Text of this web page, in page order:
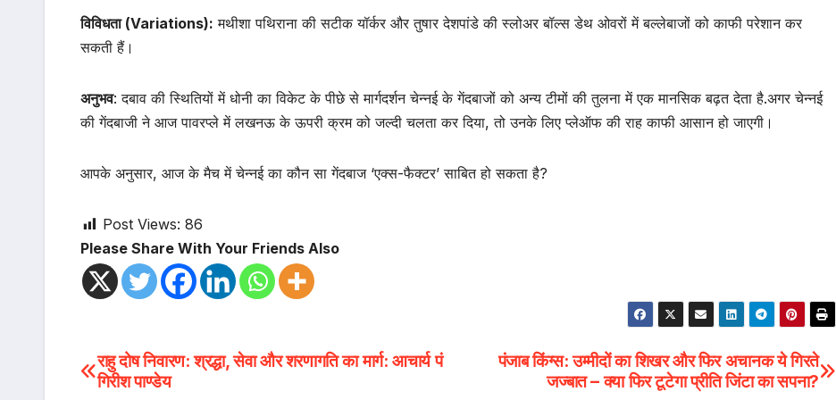
विविधता (Variations): मथीशा पथिराना की सटीक यॉर्कर और तुषार देशपांडे की स्लोअर बॉल्स डेथ ओवरों में बल्लेबाजों को काफी परेशान कर
सकती हैं।
अनुभव: दबाव की स्थितियों में धोनी का विकेट के पीछे से मार्गदर्शन चेन्नई के गेंदबाजों को अन्य टीमों की तुलना में एक मानसिक बढ़त देता है.अगर चेन्नई
की गेंदबाजी ने आज पावरप्ले में लखनऊ के ऊपरी क्रम को जल्दी चलता कर दिया, तो उनके लिए प्लेऑफ की राह काफी आसान हो जाएगी।
आपके अनुसार, आज के मैच में चेन्नई का कौन सा गेंदबाज ‘एक्स-फैक्टर’ साबित हो सकता है?
Post Views: 86
Please Share With Your Friends Also
Post
पंजाब किंग्स: उम्मीदों का शिखर और फिर अचानक ये गिरते
जज्बात – क्या फिर टूटेगा प्रीति जिंटा का सपना?
राहु दोष निवारण: श्रद्धा, सेवा और शरणागति का मार्ग: आचार्य पं
गिरीश पाण्डेय